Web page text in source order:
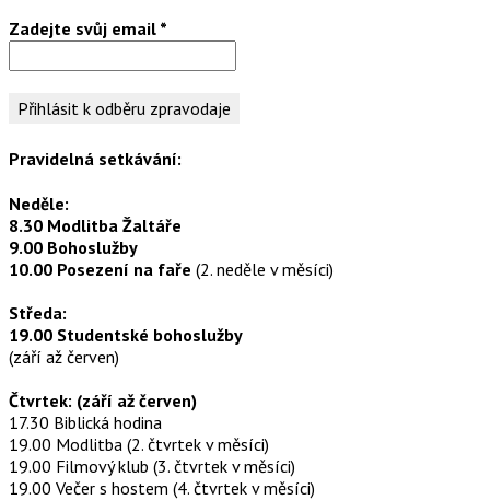
Zadejte svůj email *
Pravidelná setkávání:
Neděle:
8.30 Modlitba Žaltáře
9.00 Bohoslužby
10.00 Posezení na faře (2. neděle v měsíci)
Středa:
19.00 Studentské bohoslužby
(září až červen)
Čtvrtek: (září až červen)
17.30 Biblická hodina
19.00 Modlitba (2. čtvrtek v měsíci)
19.00 Filmový klub (3. čtvrtek v měsíci)
19.00 Večer s hostem (4. čtvrtek v měsíci)